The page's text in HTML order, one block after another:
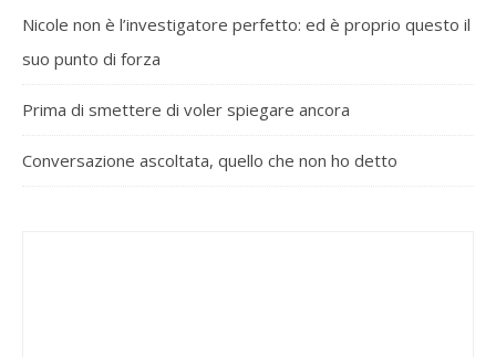
Nicole non è l’investigatore perfetto: ed è proprio questo il
suo punto di forza
Prima di smettere di voler spiegare ancora
Conversazione ascoltata, quello che non ho detto